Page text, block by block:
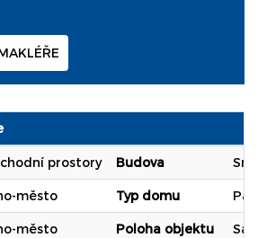
prostory Budova
město Typ domu
město Poloha objektu